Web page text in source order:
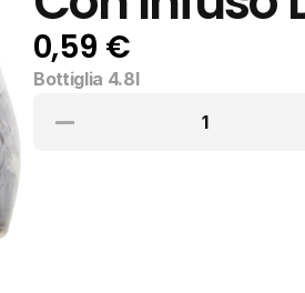
0,59 €
Bottiglia 4.8l
1